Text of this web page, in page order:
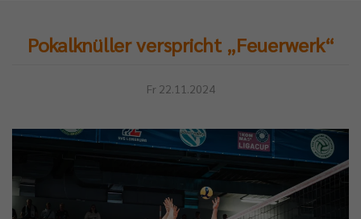
Pokalknüller verspricht „Feuerwerk“
Fr 22.11.2024